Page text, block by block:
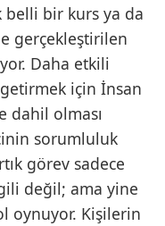
belli bir kurs ya da
gerçekleştirilen
Daha etkili
için İnsan
dahil olması
sorumluluk
görev sadece
değil; ama yine
oynuyor. Kişilerin